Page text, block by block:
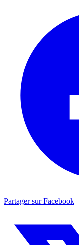
Partager sur Facebook